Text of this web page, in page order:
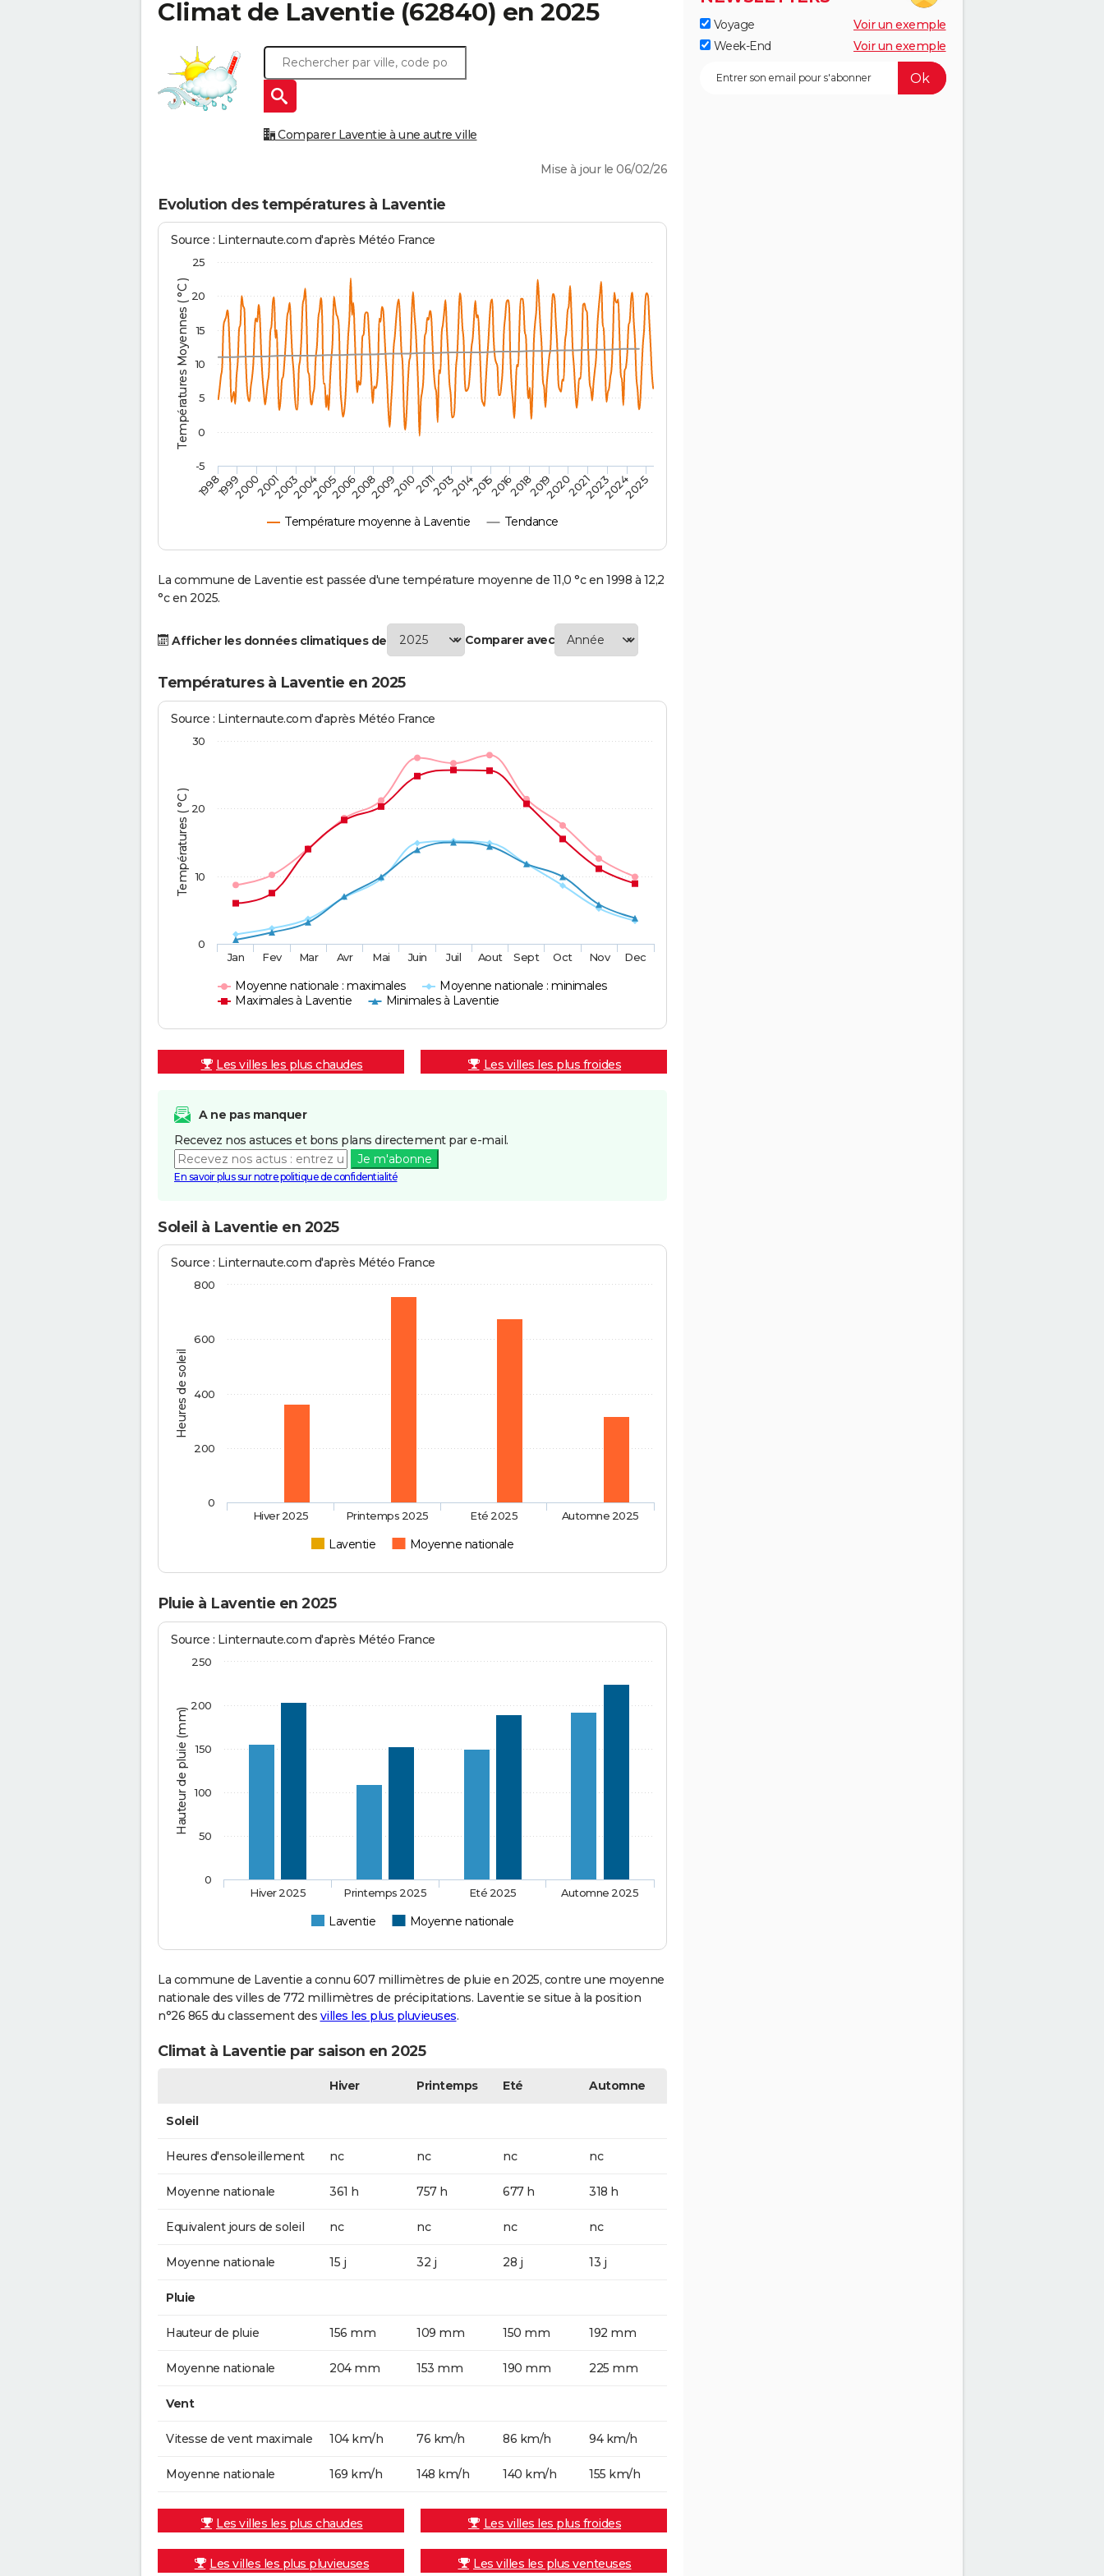
Climat de Laventie (62840) en 2025
Comparer Laventie à une autre ville
Mise à jour le 06/02/26
Evolution des températures à Laventie
Températures Moyennes ( °C )
Source : Linternaute.com d'après Météo France
Température moyenne à Laventie Tendance
1998 2014
199920002001200320042005200620082009201020112013 201520162018201920202021202320242025
-5
0
5
10
15
20
25
La commune de Laventie est passée d'une température moyenne de 11,0 °c en 1998 à 12,2
°c en 2025.
Afficher les données climatiques de Comparer avec
Températures à Laventie en 2025
Températures ( °C )
Source : Linternaute.com d'après Météo France
Moyenne nationale : maximales
Moyenne nationale : minimales
Maximales à Laventie
Minimales à Laventie
Jan Fev Mar Avr Mai Juin Juil Aout Sept Oct Nov Dec
0
10
20
30
Les villes les plus chaudes Les villes les plus froides
A ne pas manquer
Recevez nos astuces et bons plans directement par e-mail.
Je m'abonne
En savoir plus sur notre politique de confidentialité
Soleil à Laventie en 2025
Heures de soleil
Source : Linternaute.com d'après Météo France
Laventie Moyenne nationale
Hiver 2025 Printemps 2025 Eté 2025 Automne 2025
0
200
400
600
800
Pluie à Laventie en 2025
Hauteur de pluie (mm)
Source : Linternaute.com d'après Météo France
Laventie Moyenne nationale
Hiver 2025 Printemps 2025 Eté 2025 Automne 2025
0
50
100
150
200
250
La commune de Laventie a connu 607 millimètres de pluie en 2025, contre une moyenne
nationale des villes de 772 millimètres de précipitations. Laventie se situe à la position
n°26 865 du classement des villes les plus pluvieuses.
Climat à Laventie par saison en 2025
Hiver Printemps Eté Automne
Soleil
Heures d'ensoleillement nc nc nc nc
Moyenne nationale 361 h 757 h 677 h 318 h
Equivalent jours de soleil nc nc nc nc
Moyenne nationale 15 j 32 j 28 j 13 j
Pluie
Hauteur de pluie 156 mm 109 mm 150 mm 192 mm
Moyenne nationale 204 mm 153 mm 190 mm 225 mm
Vent
Vitesse de vent maximale 104 km/h 76 km/h 86 km/h 94 km/h
Moyenne nationale 169 km/h 148 km/h 140 km/h 155 km/h
Les villes les plus chaudes Les villes les plus froides
Les villes les plus pluvieuses Les villes les plus venteuses
Voyage
Voir un exemple
Week-End
Voir un exemple